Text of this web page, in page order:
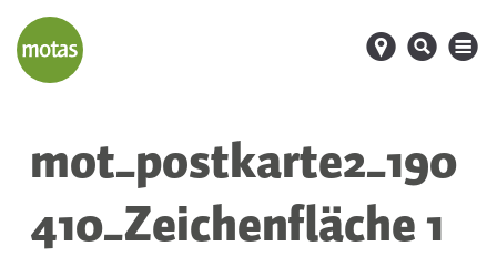
d s M
mot_postkarte2_190
410_Zeichenfläche 1